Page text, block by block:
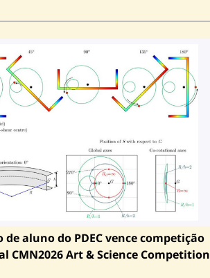
de aluno do PDEC vence competição
CMN2026 Art & Science Competition